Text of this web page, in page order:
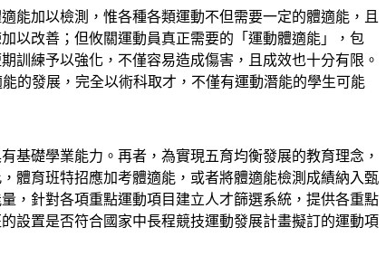
能加以檢測，惟各種各類運動不但需要一定的體適能，且
以改善；但攸關運動員真正需要的「運動體適能」，包
訓練予以強化，不僅容易造成傷害，且成效也十分有限。
的發展，完全以術科取才，不僅有運動潛能的學生可能
基礎學業能力。再者，為實現五育均衡發展的教育理念，
體育班特招應加考體適能，或者將體適能檢測成績納入甄
，針對各項重點運動項目建立人才篩選系統，提供各重點
設置是否符合國家中長程競技運動發展計畫擬訂的運動項